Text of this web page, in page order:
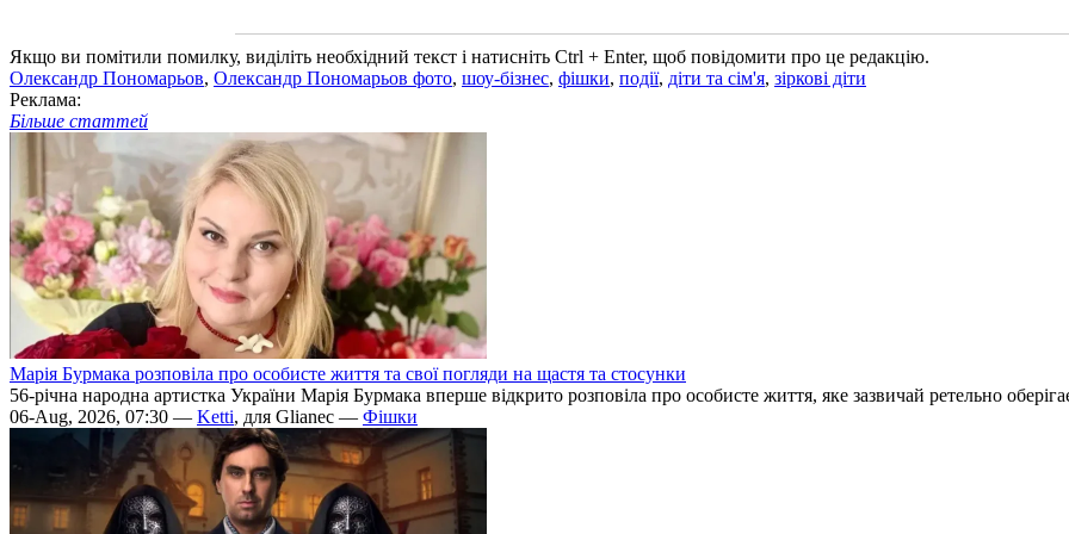
Якщо ви помітили помилку, виділіть необхідний текст і натисніть Ctrl + Enter, щоб повідомити про це редакцію.
Олександр Пономарьов, Олександр Пономарьов фото, шоу-бізнес, фішки, події, діти та сім'я, зіркові діти
Реклама:
Більше статтей
Марія Бурмака розповіла про особисте життя та свої погляди на щастя та стосунки
56-річна народна артистка України Марія Бурмака вперше відкрито розповіла про особисте життя, яке зазвичай ретельно
06-Aug, 2026, 07:30 — Ketti, для Glianec — Фішки